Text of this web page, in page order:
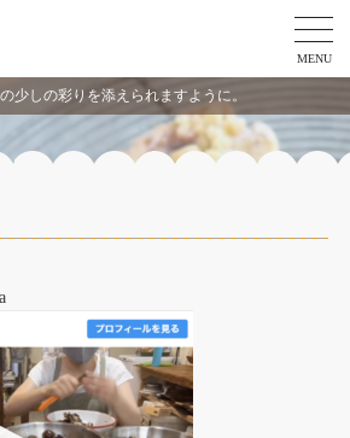
MENU
少しの彩りを添えられますように。